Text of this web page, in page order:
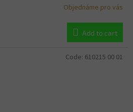
Objednáme pro vás
Add to cart
Code: 610215 00 01